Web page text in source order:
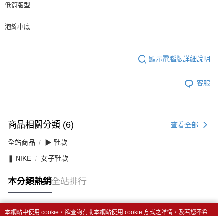
低筒版型
泡綿中底
顯示電腦版詳細說明
客服
商品相關分類 (6) 查看全部
全站商品 ▶ 鞋款
❚ NIKE 女子鞋款
本分類熱銷全站排行
本網站中使用 cookie，欲查詢有關本網站使用 cookie 方式之詳情，及若您不希